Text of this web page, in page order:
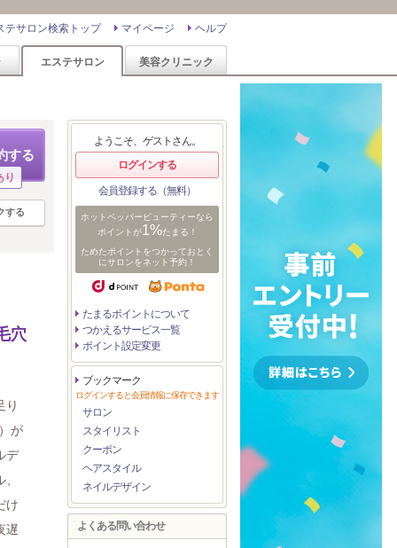
ヘルプ
マイページ
テサロン検索トップ
エステサロン 美容クリニック
する
り
する
穴
り
が
デ
け
遅
ようこそ、ゲストさん。
ログインする
会員登録する（無料）
ホットペッパービューティーなら
ポイントが1%たまる！
ためたポイントをつかっておとく
にサロンをネット予約！
たまるポイントについて
つかえるサービス一覧
ポイント設定変更
ブックマーク
ログインすると会員情報に保存できます
サロン
スタイリスト
クーポン
ヘアスタイル
ネイルデザイン
よくある問い合わせ